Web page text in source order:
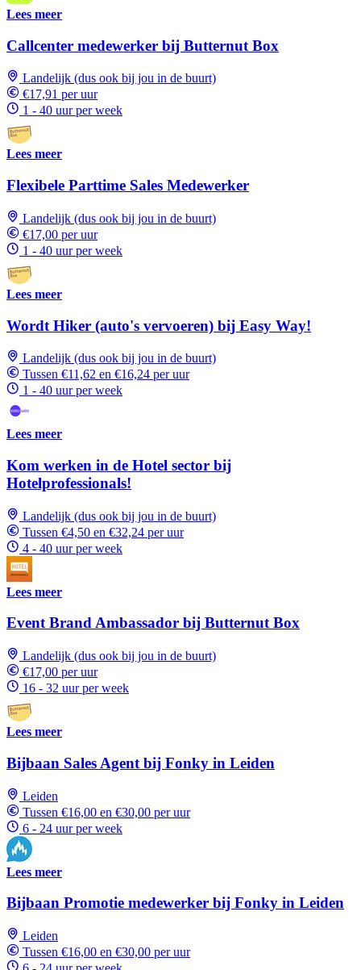
Lees meer
Callcenter medewerker bij Butternut Box
Landelijk (dus ook bij jou in de buurt)
€17,91 per uur
1 - 40 uur per week
Lees meer
Flexibele Parttime Sales Medewerker
Landelijk (dus ook bij jou in de buurt)
€17,00 per uur
1 - 40 uur per week
Lees meer
Wordt Hiker (auto's vervoeren) bij Easy Way!
Landelijk (dus ook bij jou in de buurt)
Tussen €11,62 en €16,24 per uur
1 - 40 uur per week
Lees meer
Kom werken in de Hotel sector bij
Hotelprofessionals!
Landelijk (dus ook bij jou in de buurt)
Tussen €4,50 en €32,24 per uur
4 - 40 uur per week
Lees meer
Event Brand Ambassador bij Butternut Box
Landelijk (dus ook bij jou in de buurt)
€17,00 per uur
16 - 32 uur per week
Lees meer
Bijbaan Sales Agent bij Fonky in Leiden
Leiden
Tussen €16,00 en €30,00 per uur
6 - 24 uur per week
Lees meer
Bijbaan Promotie medewerker bij Fonky in Leiden
Leiden
Tussen €16,00 en €30,00 per uur